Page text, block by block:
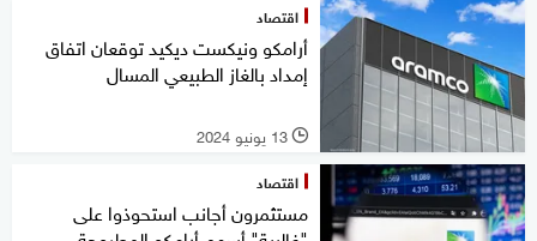
اقتصاد
أرامكو ونيكست ديكيد توقعان اتفاق
إمداد بالغاز الطبيعي المسال
l 13 يونيو 2024
اقتصاد
مستثمرون أجانب استحوذوا على